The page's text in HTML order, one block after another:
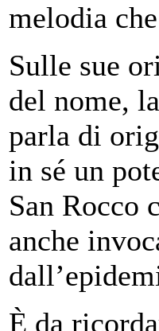
melodia
Sulle sue
del nome,
parla di
in sé un
San Rocco
anche
È da